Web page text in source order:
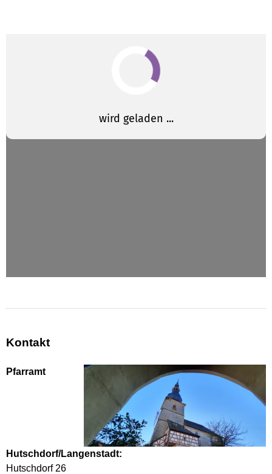
Kontakt
Pfarramt
Hutschdorf/Langenstadt:
Hutschdorf 26